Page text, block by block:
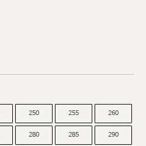
250 255 260
280 285 290